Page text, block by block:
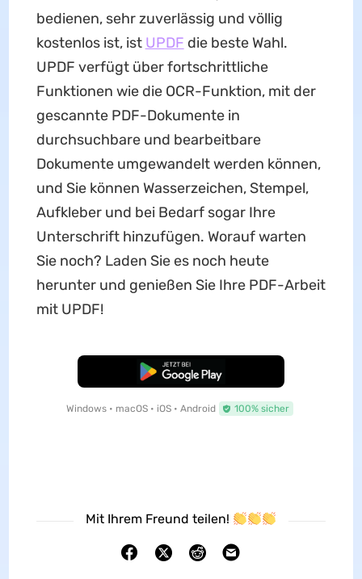
bedienen, sehr zuverlässig und völlig
kostenlos ist, ist UPDF die beste Wahl.
UPDF verfügt über fortschrittliche
Funktionen wie die OCR-Funktion, mit der
gescannte PDF-Dokumente in
durchsuchbare und bearbeitbare
Dokumente umgewandelt werden können,
und Sie können Wasserzeichen, Stempel,
Aufkleber und bei Bedarf sogar Ihre
Unterschrift hinzufügen. Worauf warten
Sie noch? Laden Sie es noch heute
herunter und genießen Sie Ihre PDF-Arbeit
mit UPDF!
Kostenloser Download
Windows • macOS • iOS • Android 100% sicher
Mit Ihrem Freund teilen!